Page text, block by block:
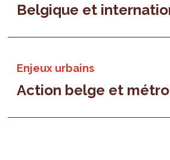
Belgique et
Enjeux urbains
Action belge et